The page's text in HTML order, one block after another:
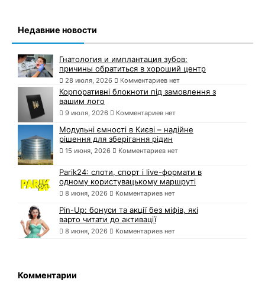
Недавние новости
Гнатология и имплантация зубов:
причины обратиться в хороший центр
28 июля, 2026 Комментариев нет
Корпоративні блокноти під замовлення з
вашим лого
9 июля, 2026 Комментариев нет
Модульні ємності в Києві – надійне
рішення для зберігання рідин
15 июня, 2026 Комментариев нет
Parik24: слоти, спорт і live-формати в
одному користувацькому маршруті
8 июня, 2026 Комментариев нет
Pin-Up: бонуси та акції без міфів, які
варто читати до активації
8 июня, 2026 Комментариев нет
Комментарии